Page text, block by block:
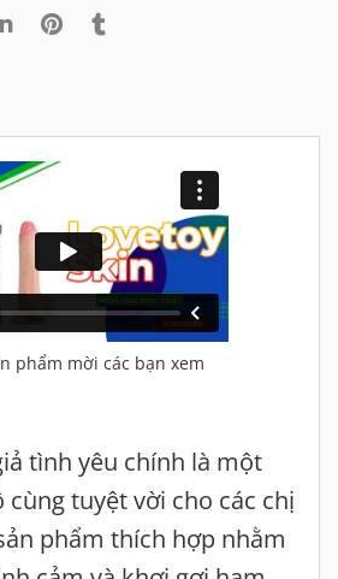
phẩm mời các bạn xem
tình yêu chính là một
cùng tuyệt vời cho các chị
phẩm thích hợp nhằm